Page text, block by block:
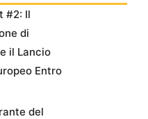
#2: Il
di
il Lancio
Entro
del